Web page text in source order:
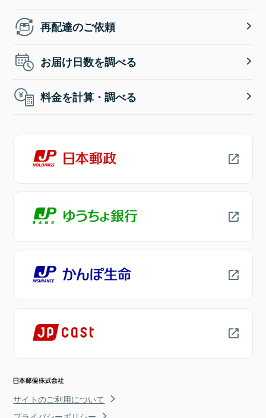
再配達のご依頼
お届け日数を調べる
料金を計算・調べる
サイトのご利用について